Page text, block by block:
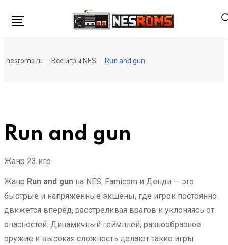
nesroms.ru Все игры NES Run and gun
Run and gun
Жанр 23 игр
Жанр Run and gun на NES, Famicom и Денди — это
быстрые и напряжённые экшены, где игрок постоянно
движется вперёд, расстреливая врагов и уклоняясь от
опасностей. Динамичный геймплей, разнообразное
оружие и высокая сложность делают такие игры